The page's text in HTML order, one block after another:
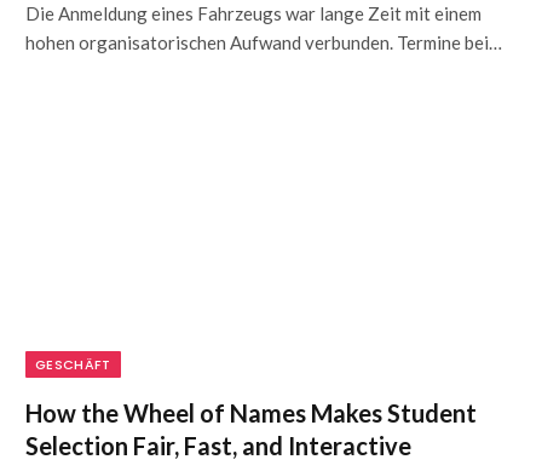
Die Anmeldung eines Fahrzeugs war lange Zeit mit einem
hohen organisatorischen Aufwand verbunden. Termine bei…
GESCHÄFT
How the Wheel of Names Makes Student
Selection Fair, Fast, and Interactive